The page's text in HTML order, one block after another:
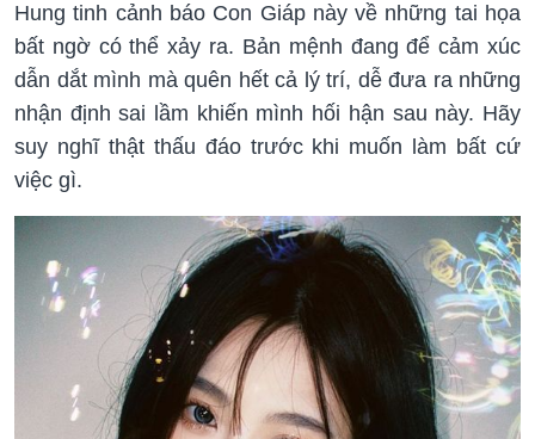
Hung tinh cảnh báo Con Giáp này về những tai họa
bất ngờ có thể xảy ra. Bản mệnh đang để cảm xúc
dẫn dắt mình mà quên hết cả lý trí, dễ đưa ra những
nhận định sai lầm khiến mình hối hận sau này. Hãy
suy nghĩ thật thấu đáo trước khi muốn làm bất cứ
việc gì.